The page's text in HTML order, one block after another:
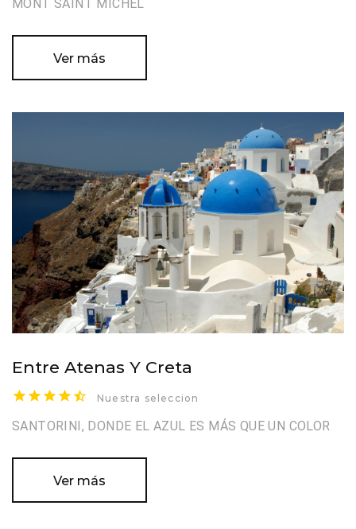
MONT SAINT MICHEL
Ver más
Entre Atenas Y Creta
Nuestra seleccion
SANTORINI, DONDE EL AZUL ES MÁS QUE UN COLOR
Ver más